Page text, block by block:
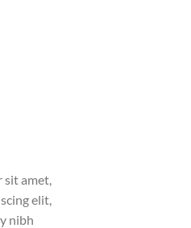
amet,
elit,
nibh